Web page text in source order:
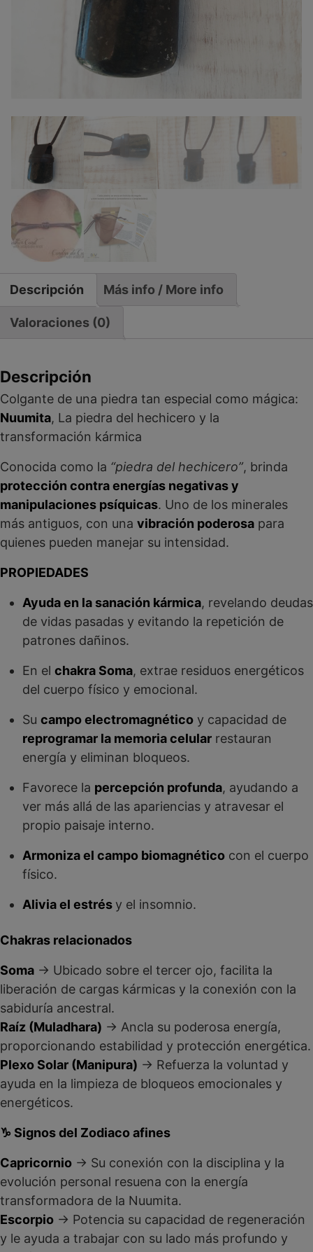
Descripción Más info / More info
Valoraciones (0)
Descripción
Colgante de una piedra tan especial como mágica:
Nuumita, La piedra del hechicero y la
transformación kármica
Conocida como la “piedra del hechicero”, brinda
protección contra energías negativas y
manipulaciones psíquicas. Uno de los minerales
más antiguos, con una vibración poderosa para
quienes pueden manejar su intensidad.
PROPIEDADES
Ayuda en la sanación kármica, revelando deudas
de vidas pasadas y evitando la repetición de
patrones dañinos.
En el chakra Soma, extrae residuos energéticos
del cuerpo físico y emocional.
Su campo electromagnético y capacidad de
reprogramar la memoria celular restauran
energía y eliminan bloqueos.
Favorece la percepción profunda, ayudando a
ver más allá de las apariencias y atravesar el
propio paisaje interno.
Armoniza el campo biomagnético con el cuerpo
físico.
Alivia el estrés y el insomnio.
Chakras relacionados
Soma → Ubicado sobre el tercer ojo, facilita la
liberación de cargas kármicas y la conexión con la
sabiduría ancestral.
Raíz (Muladhara) → Ancla su poderosa energía,
proporcionando estabilidad y protección energética.
Plexo Solar (Manipura) → Refuerza la voluntad y
ayuda en la limpieza de bloqueos emocionales y
energéticos.
♑ Signos del Zodiaco afines
Capricornio → Su conexión con la disciplina y la
evolución personal resuena con la energía
transformadora de la Nuumita.
Escorpio → Potencia su capacidad de regeneración
y le ayuda a trabajar con su lado más profundo y